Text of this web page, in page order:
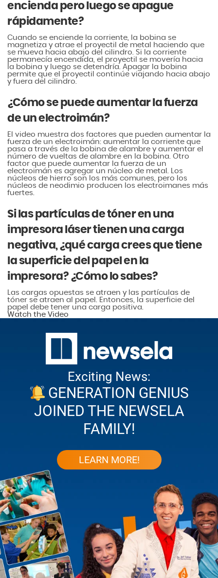
encienda pero luego se apague
rápidamente?
Cuando se enciende la corriente, la bobina se
magnetiza y atrae el proyectil de metal haciendo que
se mueva hacia abajo del cilindro. Si la corriente
permanecía encendida, el proyectil se movería hacia
la bobina y luego se detendría. Apagar la bobina
permite que el proyectil continúe viajando hacia abajo
y fuera del cilindro.
¿Cómo se puede aumentar la fuerza
de un electroimán?
El video muestra dos factores que pueden aumentar la
fuerza de un electroimán: aumentar la corriente que
pasa a través de la bobina de alambre y aumentar el
número de vueltas de alambre en la bobina. Otro
factor que puede aumentar la fuerza de un
electroimán es agregar un núcleo de metal. Los
núcleos de hierro son los más comunes, pero los
núcleos de neodimio producen los electroimanes más
fuertes.
Si las partículas de tóner en una
impresora láser tienen una carga
negativa, ¿qué carga crees que tiene
la superficie del papel en la
impresora? ¿Cómo lo sabes?
Las cargas opuestas se atraen y las partículas de
tóner se atraen al papel. Entonces, la superficie del
papel debe tener una carga positiva.
Watch the Video
Exciting News:
GENERATION GENIUS
JOINED THE NEWSELA
FAMILY!
LEARN MORE!